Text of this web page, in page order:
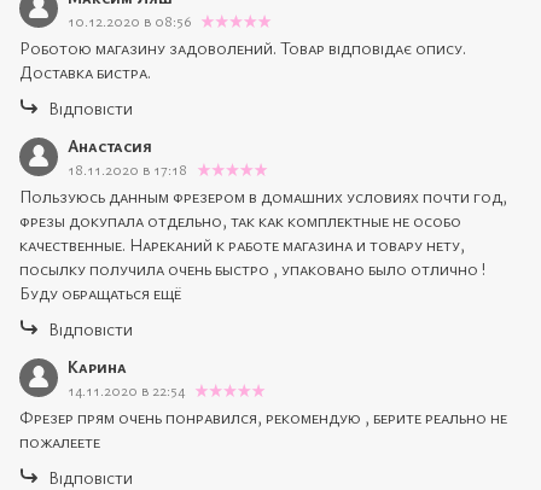
10.12.2020 в 08:56
Роботою магазину задоволений. Товар відповідає опису.
Доставка бистра.
Відповісти
Анастасия
18.11.2020 в 17:18
Пользуюсь данным фрезером в домашних условиях почти год,
фрезы докупала отдельно, так как комплектные не особо
качественные. Нареканий к работе магазина и товару нету,
посылку получила очень быстро , упаковано было отлично !
Буду обращаться ещё
Відповісти
Карина
14.11.2020 в 22:54
Фрезер прям очень понравился, рекомендую , берите реально не
пожалеете
Відповісти